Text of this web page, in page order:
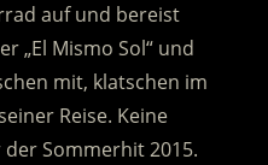
auf und bereist
„El Mismo Sol“ und
mit, klatschen im
Reise. Keine
der Sommerhit 2015.